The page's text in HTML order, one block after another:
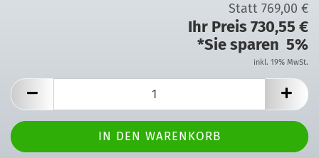
Statt 769,00 €
Ihr Preis 730,55 €
*Sie sparen 5%
inkl. 19% MwSt.